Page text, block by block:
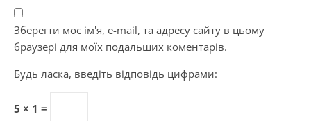
Зберегти моє ім'я, e-mail, та адресу сайту в цьому
браузері для моїх подальших коментарів.
Будь ласка, введіть відповідь цифрами:
5 × 1 =